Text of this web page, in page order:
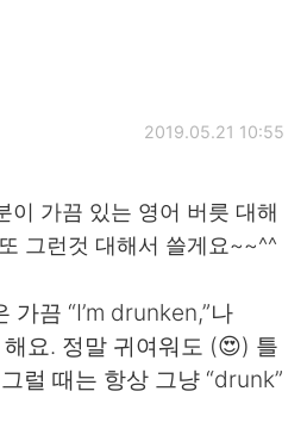
简体中文
2019.05.21 10:55
이 가끔 있는 영어 버릇 대해
그런것 대해서 쓸게요~~^^
끔 “I’m drunken,”나
요. 정말 귀여워도 (😍) 틀
럴 때는 항상 그냥 “drunk”